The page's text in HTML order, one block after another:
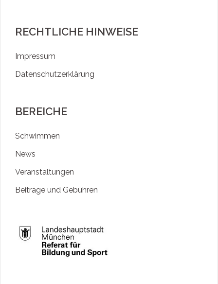
RECHTLICHE HINWEISE
Impressum
Datenschutzerklärung
BEREICHE
Schwimmen
News
Veranstaltungen
Beiträge und Gebühren